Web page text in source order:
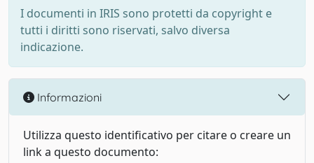
I documenti in IRIS sono protetti da copyright e
tutti i diritti sono riservati, salvo diversa
indicazione.
Informazioni
Utilizza questo identificativo per citare o creare un
link a questo documento: